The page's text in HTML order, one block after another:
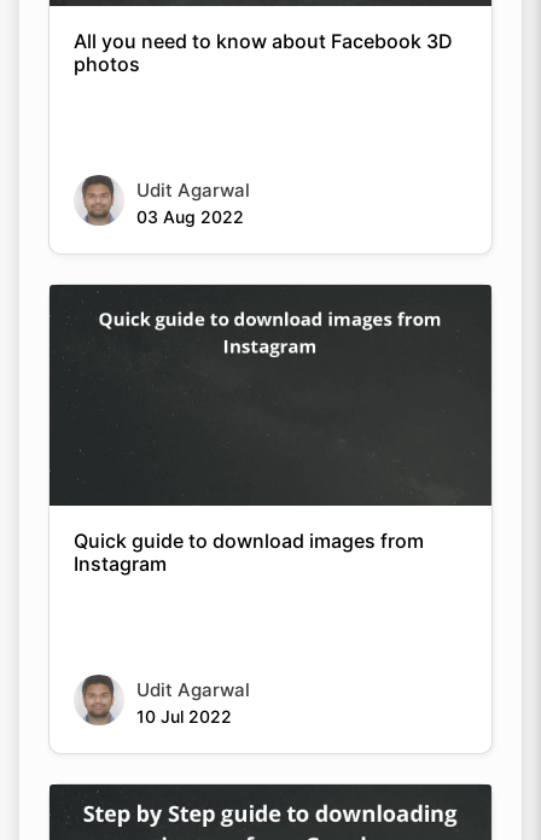
All you need to know about Facebook 3D
photos
Udit Agarwal
03 Aug 2022
Quick guide to download images from
Instagram
Udit Agarwal
10 Jul 2022